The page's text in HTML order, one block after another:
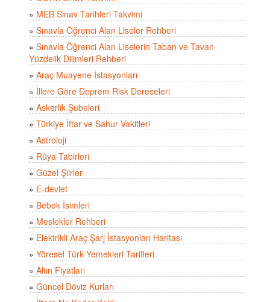
» MEB Sınav Tarihleri Takvimi
» Sınavla Öğrenci Alan Liseler Rehberi
» Sınavla Öğrenci Alan Liselerin Taban ve Tavan
Yüzdelik Dilimleri Rehberi
» Araç Muayene İstasyonları
» İllere Göre Deprem Risk Dereceleri
» Askerlik Şubeleri
» Türkiye İftar ve Sahur Vakitleri
» Astroloji
» Rüya Tabirleri
» Güzel Şiirler
» E-devlet
» Bebek İsimleri
» Meslekler Rehberi
» Elektrikli Araç Şarj İstasyonları Haritası
» Yöresel Türk Yemekleri Tarifleri
» Altın Fiyatları
» Güncel Döviz Kurları